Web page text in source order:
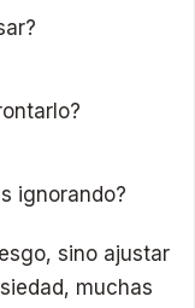
ignorando?
sino ajustar
muchas